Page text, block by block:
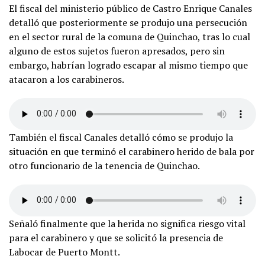
El fiscal del ministerio público de Castro Enrique Canales
detalló que posteriormente se produjo una persecución
en el sector rural de la comuna de Quinchao, tras lo cual
alguno de estos sujetos fueron apresados, pero sin
embargo, habrían logrado escapar al mismo tiempo que
atacaron a los carabineros.
También el fiscal Canales detalló cómo se produjo la
situación en que terminó el carabinero herido de bala por
otro funcionario de la tenencia de Quinchao.
Señaló finalmente que la herida no significa riesgo vital
para el carabinero y que se solicitó la presencia de
Labocar de Puerto Montt.